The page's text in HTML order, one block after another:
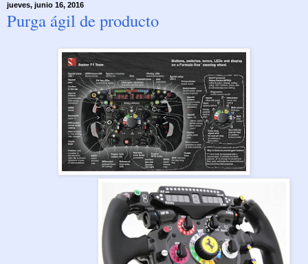
jueves, junio 16, 2016
Purga ágil de producto